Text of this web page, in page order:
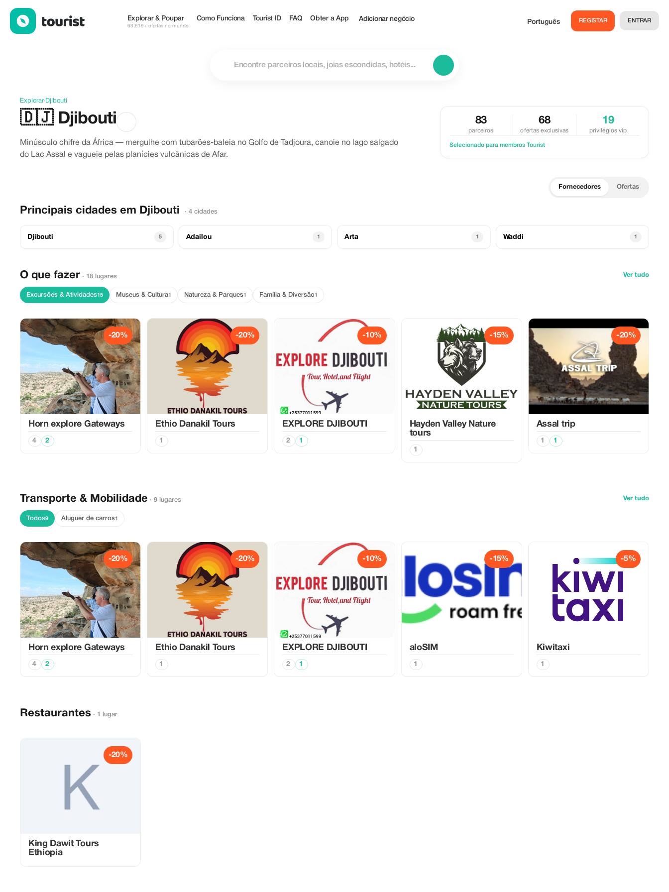
Explorar & Poupar
63,619+ ofertas no mundo
Como Funciona Tourist ID FAQ Obter a App Adicionar negócio Português REGISTAR ENTRAR
Explorar›Djibouti
🇩🇯 Djibouti
Minúsculo chifre da África — mergulhe com tubarões-baleia no Golfo de Tadjoura, canoie no lago salgado
do Lac Assal e vagueie pelas planícies vulcânicas de Afar.
83
parceiros
68
ofertas exclusivas
19
privilégios vip
Selecionado para membros Tourist
Fornecedores Ofertas
Principais cidades em Djibouti · 4 cidades
Djibouti 5 Adailou 1 Arta 1 Waddi 1
O que fazer · 18 lugares Ver tudo
Excursões & Atividades15 Museus & Cultura1 Natureza & Parques1 Família & Diversão1
-20%
Horn explore Gateways
4 2
-20%
Ethio Danakil Tours
1
-10%
EXPLORE DJIBOUTI
2 1
-15%
Hayden Valley Nature
tours
1
-20%
Assal trip
1 1
Transporte & Mobilidade · 9 lugares Ver tudo
Todos9 Aluguer de carros1
-20%
Horn explore Gateways
4 2
-20%
Ethio Danakil Tours
1
-10%
EXPLORE DJIBOUTI
2 1
-15%
aloSIM
1
-5%
Kiwitaxi
1
Restaurantes · 1 lugar
-20%
King Dawit Tours
Ethiopia